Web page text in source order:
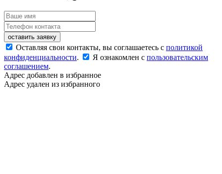
оставить заявку
Оставляя свои контакты, вы соглашаетесь с политикой
конфиденциальности. Я ознакомлен с пользовательским
соглашением.
Адрес добавлен в избранное
Адрес удален из избранного